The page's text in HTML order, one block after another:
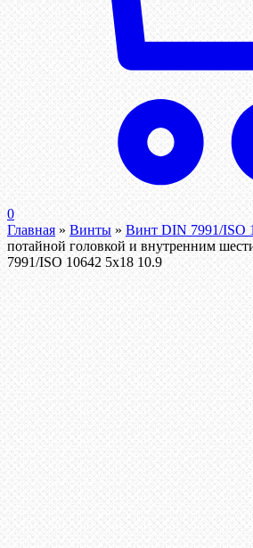
0
Главная » Винты » Винт DIN 7991/ISO
потайной головкой и внутренним
7991/ISO 10642 5х18 10.9